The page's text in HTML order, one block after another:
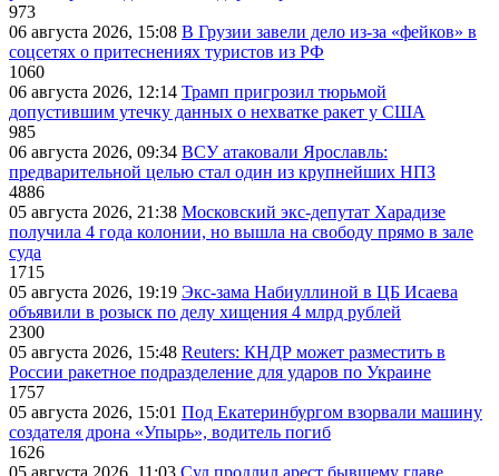
973
06 августа 2026, 15:08 В Грузии завели дело из-за «фейков» в
соцсетях о притеснениях туристов из РФ
1060
06 августа 2026, 12:14 Трамп пригрозил тюрьмой
допустившим утечку данных о нехватке ракет у США
985
06 августа 2026, 09:34 ВСУ атаковали Ярославль:
предварительной целью стал один из крупнейших НПЗ
4886
05 августа 2026, 21:38 Московский экс-депутат Харадизе
получила 4 года колонии, но вышла на свободу прямо в зале
суда
1715
05 августа 2026, 19:19 Экс-зама Набиуллиной в ЦБ Исаева
объявили в розыск по делу хищения 4 млрд рублей
2300
05 августа 2026, 15:48 Reuters: КНДР может разместить в
России ракетное подразделение для ударов по Украине
1757
05 августа 2026, 15:01 Под Екатеринбургом взорвали машину
создателя дрона «Упырь», водитель погиб
1626
05 августа 2026, 11:03 Суд продлил арест бывшему главе